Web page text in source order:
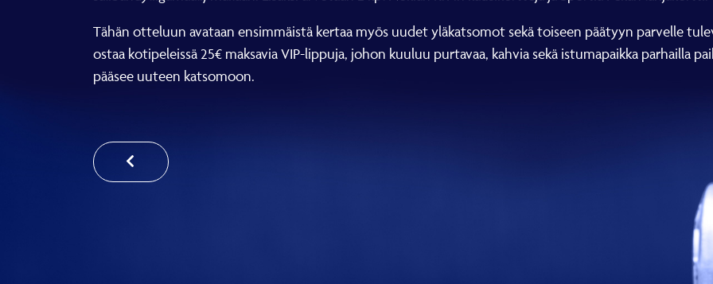
Tähän otteluun avataan ensimmäistä kertaa myös uudet yläkatsomot sekä toiseen päätyyn parvelle
ostaa kotipeleissä 25€ maksavia VIP-lippuja, johon kuuluu purtavaa, kahvia sekä istumapaikka parhailla
pääsee uuteen katsomoon.